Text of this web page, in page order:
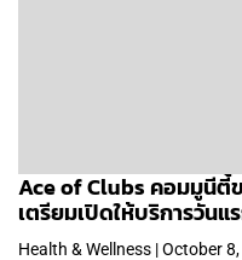
Ace of Clubs คอมมูนีตี้
เตรียมเปิดให้บริการวันแ
Health & Wellness | October